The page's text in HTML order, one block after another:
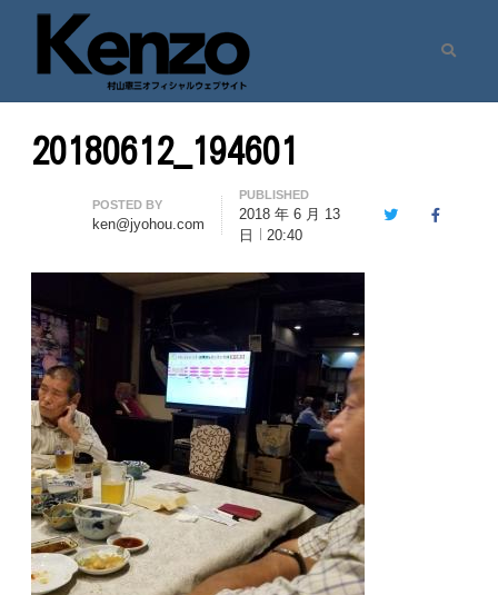
七転八起 – 村山憲三 Official Site
村山憲三ウェブサイト
20180612_194601
Author
POSTED BY
ken@jyohou.com
PUBLISHED
2018 年 6 月 13
日
20:40
TwitterFacebook